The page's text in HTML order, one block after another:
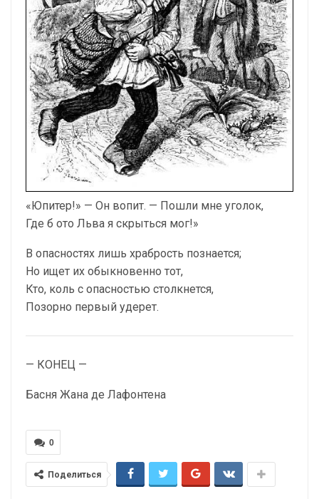
«Юпитер!» — Он вопит. — Пошли мне уголок,
Где б ото Льва я скрыться мог!»
В опасностях лишь храбрость познается;
Но ищет их обыкновенно тот,
Кто, коль с опасностью столкнется,
Позорно первый удерет.
— КОНЕЦ —
Басня Жана де Лафонтена
0
Поделиться